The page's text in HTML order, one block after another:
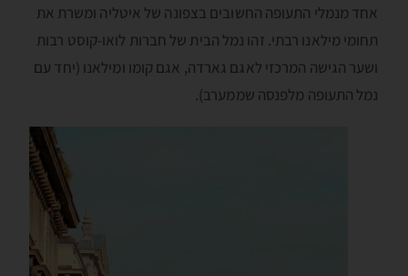
אחד מנמלי התעופה החשובים בצפונה של איטליה ומשרת את
תחומי מילאנו רבתי. זהו נמל הבית של חברות לואו-קוסט רבות
ושער הגישה המרכזי לאגם גארדה, אגם קומו ומילאנו (יחד עם
נמל התעופה מלפנסה שממערב).